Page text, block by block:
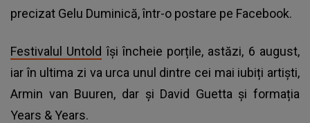
precizat Gelu Duminică, într-o postare pe Facebook.
Festivalul Untold își încheie porțile, astăzi, 6 august,
iar în ultima zi va urca unul dintre cei mai iubiți artiști,
Armin van Buuren, dar și David Guetta și formația
Years & Years.